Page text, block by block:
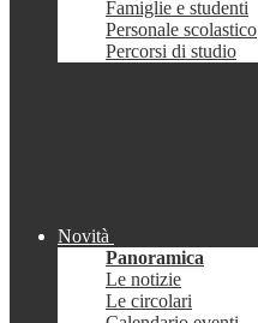
Famiglie e studenti
Personale scolastico
Percorsi di studio
Novità
Panoramica
Le notizie
Le circolari